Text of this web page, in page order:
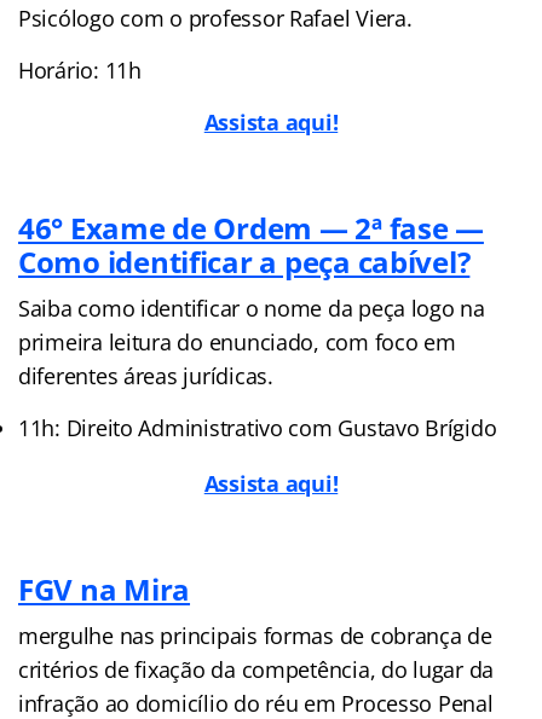
Psicólogo com o professor Rafael Viera.
Horário: 11h
Assista aqui!
46° Exame de Ordem — 2ª fase —
Como identificar a peça cabível?
Saiba como identificar o nome da peça logo na
primeira leitura do enunciado, com foco em
diferentes áreas jurídicas.
11h: Direito Administrativo com Gustavo Brígido
Assista aqui!
FGV na Mira
mergulhe nas principais formas de cobrança de
critérios de fixação da competência, do lugar da
infração ao domicílio do réu em Processo Penal